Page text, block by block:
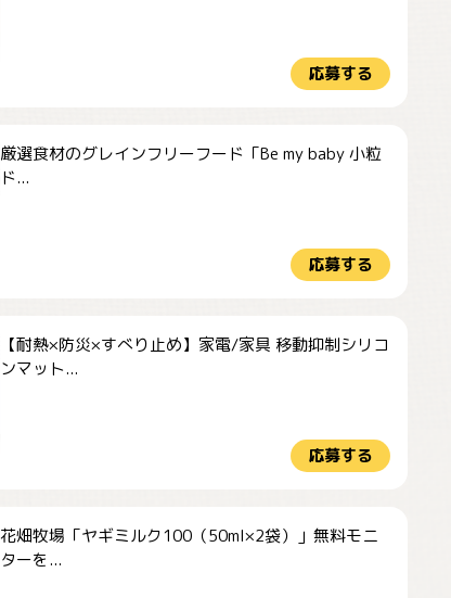
応募する
厳選食材のグレインフリーフード「Be my baby 小粒
ド...
応募する
【耐熱×防災×すべり止め】家電/家具 移動抑制シリコ
ンマット...
応募する
花畑牧場「ヤギミルク100（50ml×2袋）」無料モニ
ターを...